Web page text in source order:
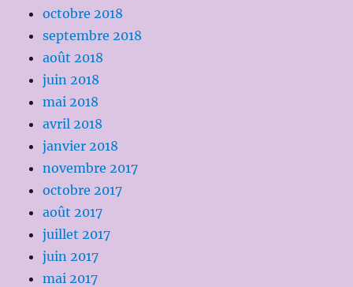
octobre 2018
septembre 2018
août 2018
juin 2018
mai 2018
avril 2018
janvier 2018
novembre 2017
octobre 2017
août 2017
juillet 2017
juin 2017
mai 2017